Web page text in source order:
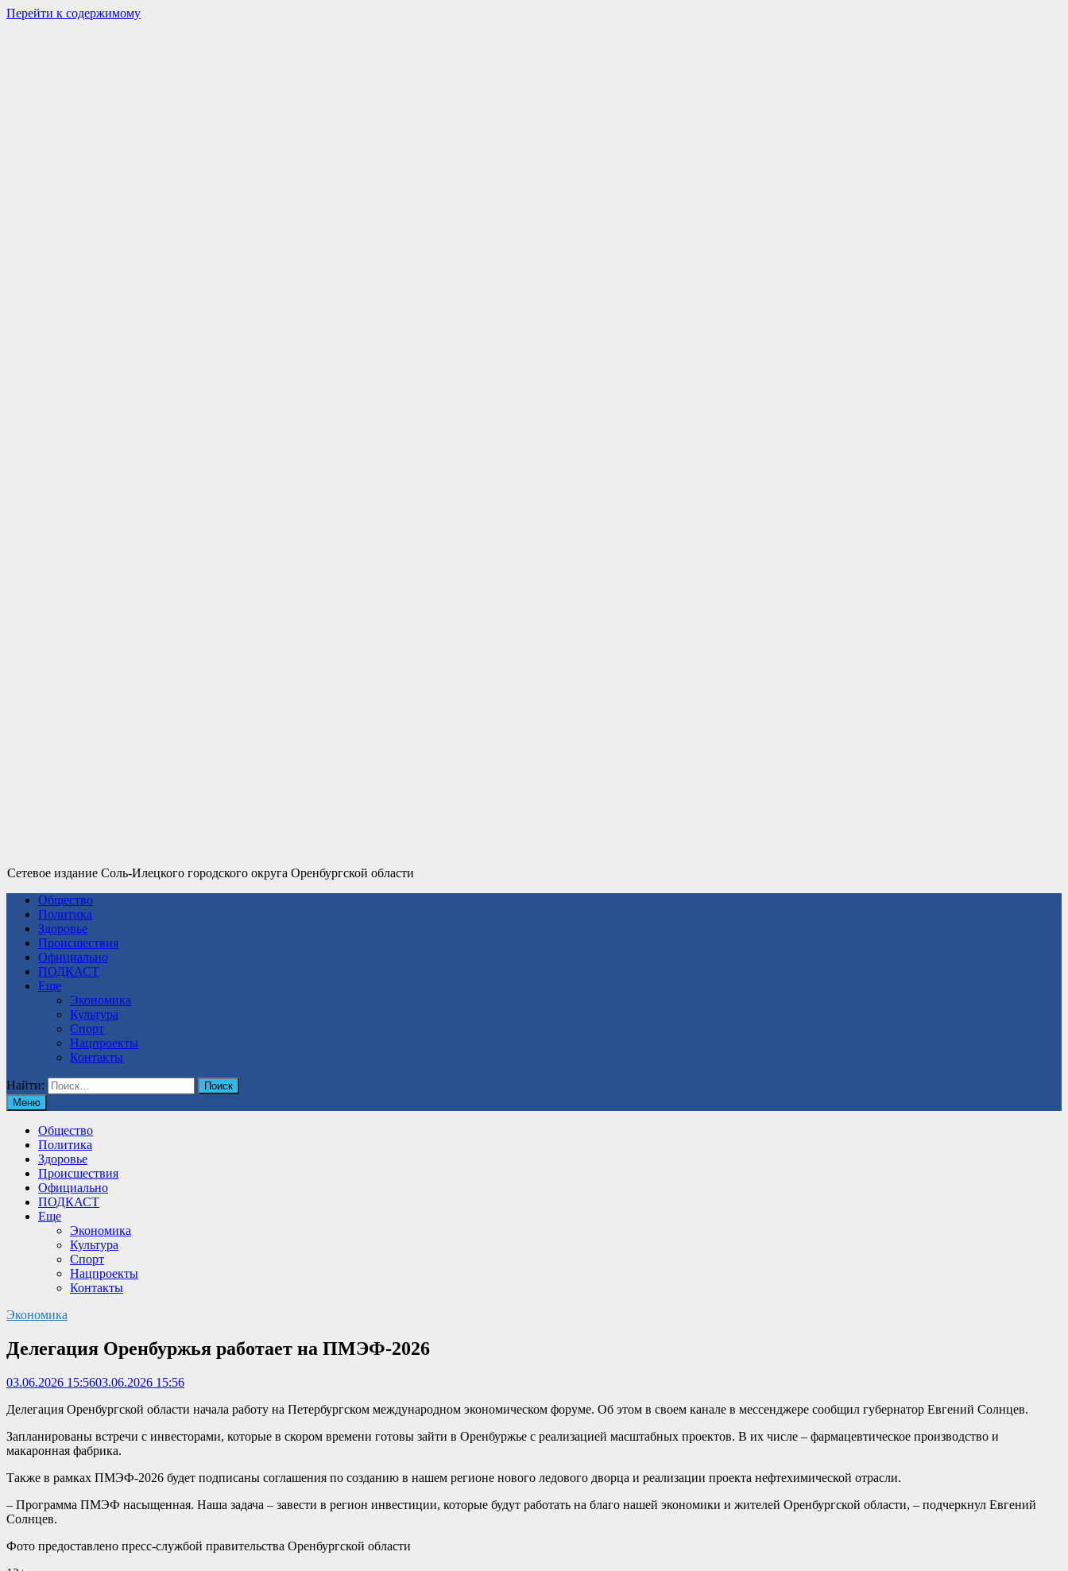
Перейти к содержимому
Сетевое издание Соль-Илецкого городского округа Оренбургской области
Общество
Политика
Здоровье
Происшествия
Официально
ПОДКАСТ
Еще
Экономика
Культура
Спорт
Нацпроекты
Контакты
Найти:
Меню
Общество
Политика
Здоровье
Происшествия
Официально
ПОДКАСТ
Еще
Экономика
Культура
Спорт
Нацпроекты
Контакты
Экономика
Делегация Оренбуржья работает на ПМЭФ-2026
03.06.2026 15:5603.06.2026 15:56
Делегация Оренбургской области начала работу на Петербургском международном экономическом форуме. Об этом в своем канале в мессенджере сообщил губернатор Евгений Солнцев.
Запланированы встречи с инвесторами, которые в скором времени готовы зайти в Оренбуржье с реализацией масштабных проектов. В их числе – фармацевтическое производство и
макаронная фабрика.
Также в рамках ПМЭФ-2026 будет подписаны соглашения по созданию в нашем регионе нового ледового дворца и реализации проекта нефтехимической отрасли.
– Программа ПМЭФ насыщенная. Наша задача – завести в регион инвестиции, которые будут работать на благо нашей экономики и жителей Оренбургской области, – подчеркнул Евгений
Солнцев.
Фото предоставлено пресс-службой правительства Оренбургской области